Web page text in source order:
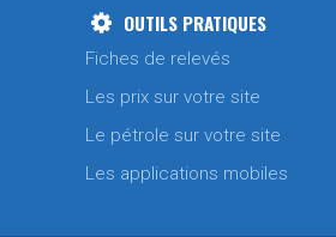
OUTILS PRATIQUES
Fiches de relevés
Les prix sur votre site
Le pétrole sur votre site
Les applications mobiles